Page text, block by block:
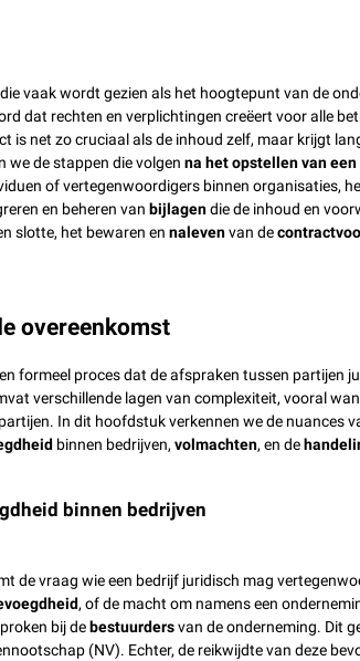
vaak wordt gezien als het hoogtepunt van de
dat rechten en verplichtingen creëert voor alle
is net zo cruciaal als de inhoud zelf, maar krijgt
we de stappen die volgenna het opstellen van
of vertegenwoordigers binnen organisaties,
en beheren vanbijlagendie de inhoud en
slotte, het bewaren ennalevenvan de
overeenkomst
formeel proces dat de afspraken tussen partijen
verschillende lagen van complexiteit, vooral
In dit hoofdstuk verkennen we de nuances
binnen bedrijven,volmachten, en de
binnen bedrijven
de vraag wie een bedrijf juridisch mag
, of de macht om namens een
bij debestuurdersvan de onderneming. Dit
(NV). Echter, de reikwijdte van deze